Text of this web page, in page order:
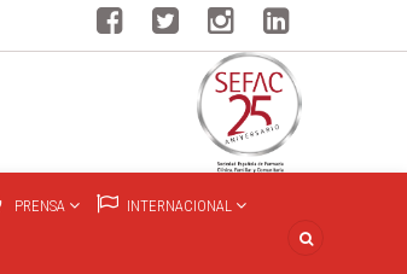
PRENSA INTERNACIONAL